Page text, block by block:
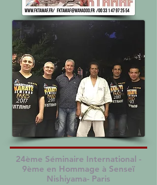
24ème Séminaire International -
9ème en Hommage à Senseï
Nishiyama- Paris